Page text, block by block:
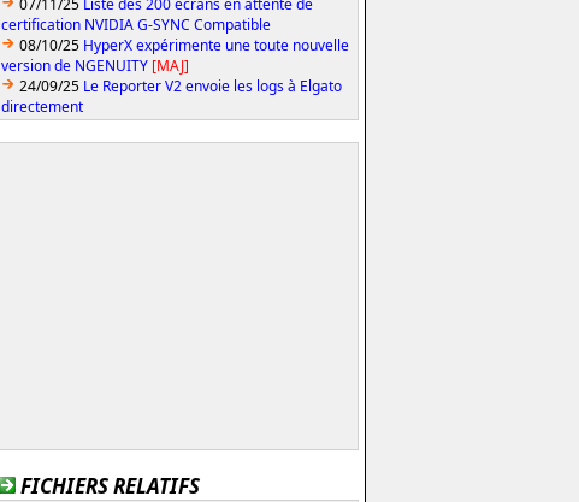
certification NVIDIA G-SYNC Compatible
08/10/25 HyperX expérimente une toute nouvelle
version de NGENUITY [MAJ]
24/09/25 Le Reporter V2 envoie les logs à Elgato
directement
FICHIERS RELATIFS